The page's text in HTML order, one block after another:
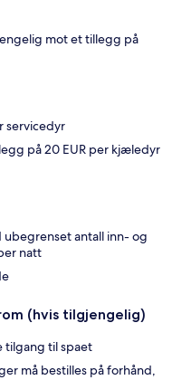
mot et tillegg på
servicedyr
på 20 EUR per kjæledyr
antall inn- og
natt
(hvis tilgjengelig)
tilgang til spaet
må bestilles på forhånd,